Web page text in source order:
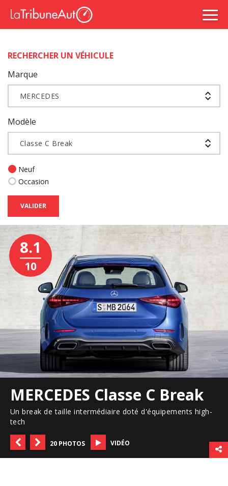
RECHERCHER UN VÉHICULE
Marque
MERCEDES
Modèle
Classe C Break
Neuf
Occasion
VALIDER
8.1
10
MERCEDES Classe C Break
Un break de taille intermédiaire doté d'équipements high-
tech
20 PHOTOS VIDÉO